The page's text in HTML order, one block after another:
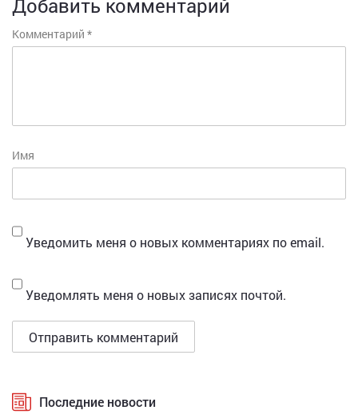
Добавить комментарий
Комментарий *
Имя
Уведомить меня о новых комментариях по email.
Уведомлять меня о новых записях почтой.
Последние новости